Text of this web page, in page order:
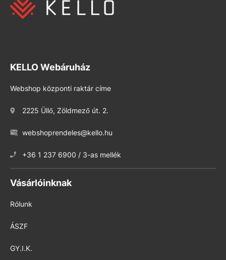
KELLO Webáruház
Webshop központi raktár címe
2225 Üllő, Zöldmező út. 2.
webshoprendeles@kello.hu
+36 1 237 6900 / 3-as mellék
Vásárlóinknak
Rólunk
ÁSZF
GY.I.K.